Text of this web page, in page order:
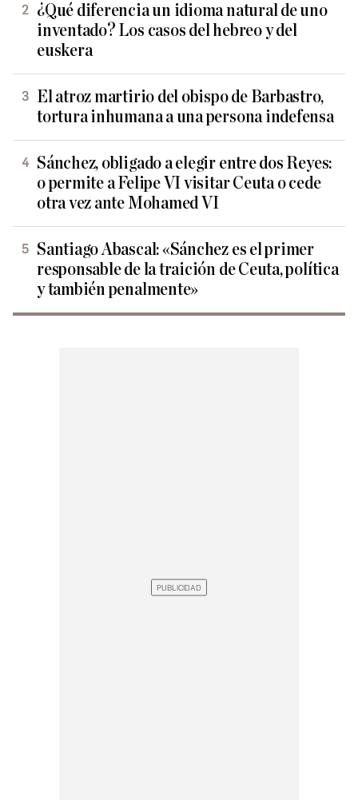
¿Qué diferencia un idioma natural de uno
inventado? Los casos del hebreo y del
euskera
El atroz martirio del obispo de Barbastro,
tortura inhumana a una persona indefensa
Sánchez, obligado a elegir entre dos Reyes:
o permite a Felipe VI visitar Ceuta o cede
otra vez ante Mohamed VI
Santiago Abascal: «Sánchez es el primer
responsable de la traición de Ceuta, política
y también penalmente»